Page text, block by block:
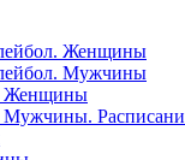
Женщины
Мужчины
Женщины
Мужчины.